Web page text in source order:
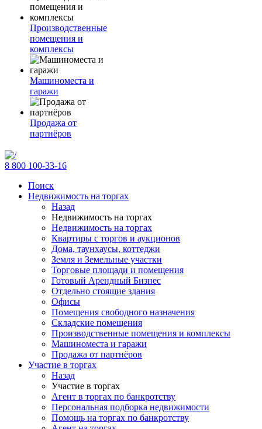
Производственные
помещения и
комплексы
Машиноместа и
гаражи
Продажа от
партнёров
8 800 100-33-16
Поиск
Недвижимость на торгах
Назад
Недвижимость на торгах
Недвижимость на торгах
Квартиры с торгов и аукционов
Дома, таунхаусы, коттеджи
Земля и Земельные участки
Торговые площади и помещения
Готовый Арендный Бизнес
Отдельно стоящие здания
Офисы
Помещения свободного назначения
Складские помещения
Производственные помещения и комплексы
Машиноместа и гаражи
Продажа от партнёров
Участие в торгах
Назад
Участие в торгах
Агент в торгах по банкротству
Персональная подборка недвижимости
Помощь на торгах по банкротству